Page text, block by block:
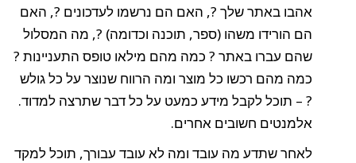
אהבו באתר שלך ?, האם הם נרשמו לעדכונים ?, האם
הם הורידו משהו (ספר, תוכנה וכדומה) ?, מה המסלול
שהם עברו באתר ? כמה מהם מילאו טופס התעניינות ?
כמה מהם רכשו כל מוצר ומה הרווח שנוצר על כל גולש
? – תוכל לקבל מידע כמעט על כל דבר שתרצה למדוד.
אלמנטים חשובים אחרים.
לאחר שתדע מה עובד ומה לא עובד עבורך, תוכל למקד